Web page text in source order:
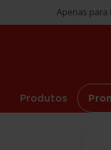
Apenas
Produtos